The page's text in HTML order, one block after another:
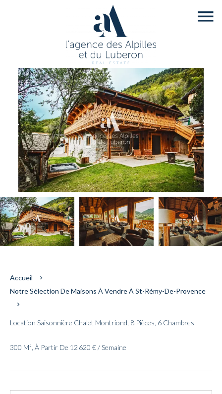
Accueil
Notre Sélection De Maisons À Vendre À St-Rémy-De-Provence
Location Saisonnière Chalet Montriond, 8 Pièces, 6 Chambres,
300 M², À Partir De 12 620 € / Semaine